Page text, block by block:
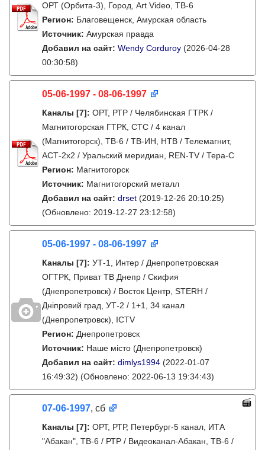
ОРТ (Орбита-3), Город, Art Video, ТВ-6
Регион: Благовещенск, Амурская область
Источник: Амурская правда
Добавил на сайт: Wendy Corduroy (2026-04-28
00:30:58)
05-06-1997 - 08-06-1997
Каналы [7]: ОРТ, РТР / Челябинская ГТРК /
Магнитогорская ГТРК, СТС / 4 канал
(Магнитогорск), ТВ-6 / ТВ-ИН, НТВ / Телемагнит,
АСТ-2х2 / Уральский меридиан, REN-TV / Тера-С
Регион: Магнитогорск
Источник: Магнитогорский металл
Добавил на сайт: drset (2019-12-26 20:10:25)
(Обновлено: 2019-12-27 23:12:58)
05-06-1997 - 08-06-1997
Каналы [7]: УТ-1, Интер / Днепропетровская
ОГТРК, Приват ТВ Днепр / Скифия
(Днепропетровск) / Восток Центр, STERH /
Дніпровий град, УТ-2 / 1+1, 34 канал
(Днепропетровск), ICTV
Регион: Днепропетровск
Источник: Наше місто (Днепропетровск)
Добавил на сайт: dimlys1994 (2022-01-07
16:49:32) (Обновлено: 2022-06-13 19:34:43)
07-06-1997, сб
Каналы [7]: ОРТ, РТР, Петербург-5 канал, ИТА
"Абакан", ТВ-6 / РТР / Видеоканал-Абакан, ТВ-6 /